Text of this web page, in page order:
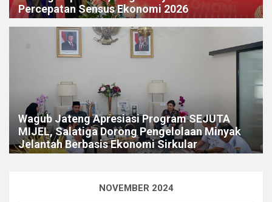
Percepatan Sensus Ekonomi 2026
Wagub Jateng Apresiasi Program SEJUTA
MIJEL, Salatiga Dorong Pengelolaan Minyak
Jelantah Berbasis Ekonomi Sirkular
NOVEMBER 2024